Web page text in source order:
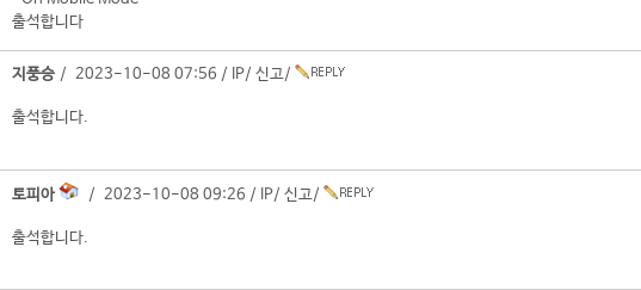
출석합니다
지풍승 / 2023-10-08 07:56 / IP/ 신고/
출석합니다.
토피아 / 2023-10-08 09:26 / IP/ 신고/
출석합니다.